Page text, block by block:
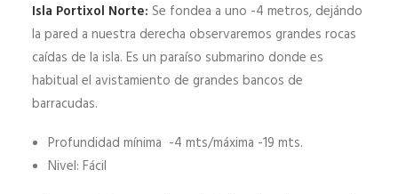
Isla Portixol Norte: Se fondea a uno -4 metros, dejándo
la pared a nuestra derecha observaremos grandes rocas
caídas de la isla. Es un paraíso submarino donde es
habitual el avistamiento de grandes bancos de
barracudas.
Profundidad mínima -4 mts/máxima -19 mts.
Nivel: Fácil